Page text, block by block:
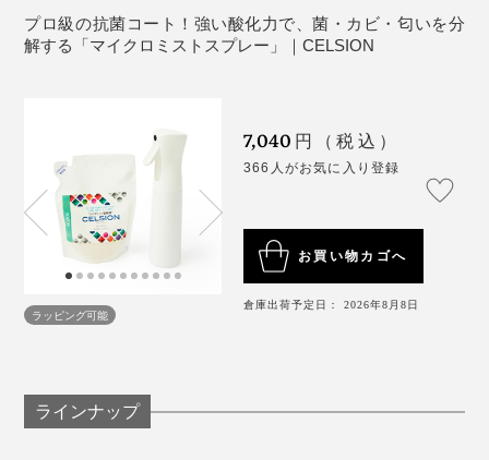
また、シックハウス症候群の原因となるホルムアルデヒ
ドは、1時間後、89.25％が分解されたことを確認してい
プロ級の抗菌コートを、片手でシュッと、スプレーする
だけで実現してくれる『CELSION』。いつも清潔な安
わが家の場合、ドアノブはマットな質感の金属製だった
スプレーするだけで、拭かなくていいので、あっけない
プロ級の抗菌コート！強い酸化力で、菌・カビ・匂いを分
解する「マイクロミストスプレー」｜CELSION
ラッピング可能
7,040 円（税込）
366人がお気に入り登録
お買い物カゴへ
倉庫出荷予定日： 2026年8月8日
ラインナップ